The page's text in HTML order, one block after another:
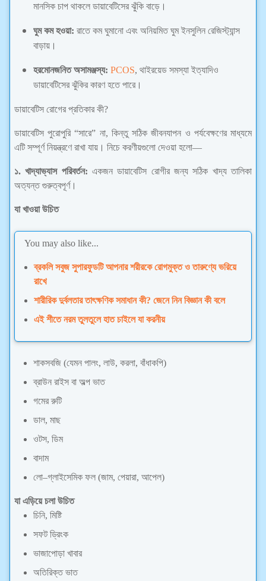
মানসিক চাপ থাকলে ডায়াবেটিসের ঝুঁকি বাড়ে।
ঘুম কম হওয়া: রাতে কম ঘুমানো এবং অনিয়মিত ঘুম ইনসুলিন রেজিস্ট্যান্স
বাড়ায়।
হরমোনজনিত অসামঞ্জস্য: PCOS, থাইরয়েড সমস্যা ইত্যাদিও
ডায়াবেটিসের ঝুঁকির কারণ হতে পারে।
ডায়াবেটিস রোগের প্রতিকার কী?
ডায়াবেটিস পুরোপুরি “সারে” না, কিন্তু সঠিক জীবনযাপন ও পর্যবেক্ষণের মাধ্যমে
এটি সম্পূর্ণ নিয়ন্ত্রণে রাখা যায়। নিচে করণীয়গুলো দেওয়া হলো—
১. খাদ্যাভ্যাস পরিবর্তন: একজন ডায়াবেটিস রোগীর জন্য সঠিক খাদ্য তালিকা
অত্যন্ত গুরুত্বপূর্ণ।
যা খাওয়া উচিত
You may also like...
ব্রকলি সবুজ সুপারফুডটি আপনার শরীরকে রোগমুক্ত ও তারুণ্যে ভরিয়ে
রাখে
শারীরিক দুর্বলতার তাৎক্ষণিক সমাধান কী? জেনে নিন বিজ্ঞান কী বলে
এই শীতে নরম তুলতুলে হাত চাইলে যা করনীয়
শাকসবজি (যেমন পালং, লাউ, করলা, বাঁধাকপি)
ব্রাউন রাইস বা অল্প ভাত
গমের রুটি
ডাল, মাছ
ওটস, ডিম
বাদাম
লো–গ্লাইসেমিক ফল (জাম, পেয়ারা, আপেল)
যা এড়িয়ে চলা উচিত
চিনি, মিষ্টি
সফট ড্রিংক
ভাজাপোড়া খাবার
অতিরিক্ত ভাত